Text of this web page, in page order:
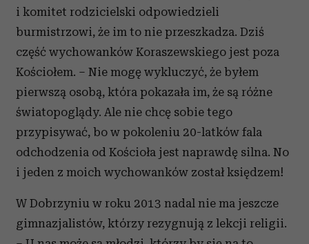
i komitet rodzicielski odpowiedzieli
burmistrzowi, że im to nie przeszkadza. Dziś
część wychowanków Koraszewskiego jest poza
Kościołem. – Nie mogę wykluczyć, że byłem
pierwszą osobą, która pokazała im, że są różne
światopoglądy. Ale nie chcę sobie tego
przypisywać, bo w pokoleniu 20-latków fala
odchodzenia od Kościoła jest naprawdę silna. No
i jeden z moich wychowanków został księdzem!
W Dobrzyniu w roku 2013 nadal nie ma jeszcze
gimnazjalistów, którzy rezygnują z lekcji religii.